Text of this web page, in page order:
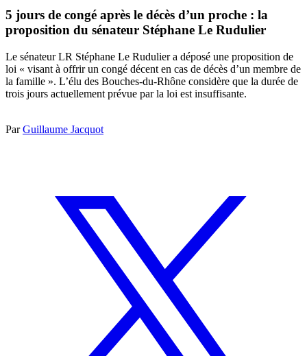
5 jours de congé après le décès d’un proche : la
proposition du sénateur Stéphane Le Rudulier
Le sénateur LR Stéphane Le Rudulier a déposé une proposition de
loi « visant à offrir un congé décent en cas de décès d’un membre de
la famille ». L’élu des Bouches-du-Rhône considère que la durée de
trois jours actuellement prévue par la loi est insuffisante.
ParGuillaume Jacquot